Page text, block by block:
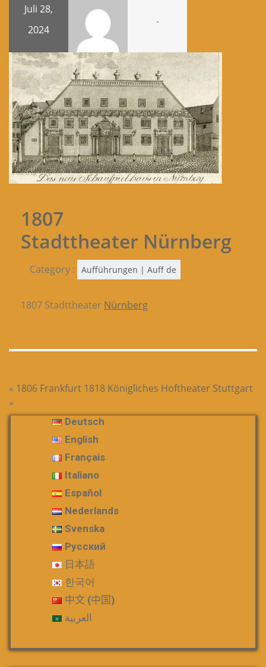
Juli 28,
2024
-
1807
Stadttheater Nürnberg
Category : Aufführungen | Auff de
1807 Stadttheater Nürnberg
« 1806 Frankfurt 1818 Königliches Hoftheater Stuttgart
»
Deutsch
English
Français
Italiano
Español
Nederlands
Svenska
Русский
日本語
한국어
中文 (中国)
العربية